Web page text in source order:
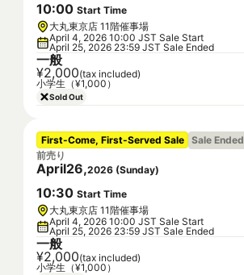
10:00 Start Time
大丸東京店 11階催事場
April 4, 2026 10:00 JST Sale Start
April 25, 2026 23:59 JST Sale Ended
一般
¥2,000(tax included)
小学生（¥1,000）
Sold Out
First-Come, First-Served Sale Sale Ended
前売り
April26,2026 (Sunday)
10:30 Start Time
大丸東京店 11階催事場
April 4, 2026 10:00 JST Sale Start
April 25, 2026 23:59 JST Sale Ended
一般
¥2,000(tax included)
小学生（¥1,000）